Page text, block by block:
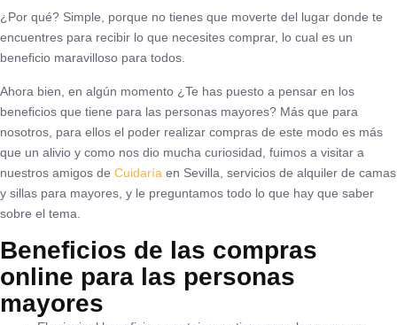
¿Por qué? Simple, porque no tienes que moverte del lugar donde te
encuentres para recibir lo que necesites comprar, lo cual es un
beneficio maravilloso para todos.
Ahora bien, en algún momento ¿Te has puesto a pensar en los
beneficios que tiene para las personas mayores? Más que para
nosotros, para ellos el poder realizar compras de este modo es más
que un alivio y como nos dio mucha curiosidad, fuimos a visitar a
nuestros amigos de Cuidaría en Sevilla, servicios de alquiler de camas
y sillas para mayores, y le preguntamos todo lo que hay que saber
sobre el tema.
Beneficios de las compras
online para las personas
mayores